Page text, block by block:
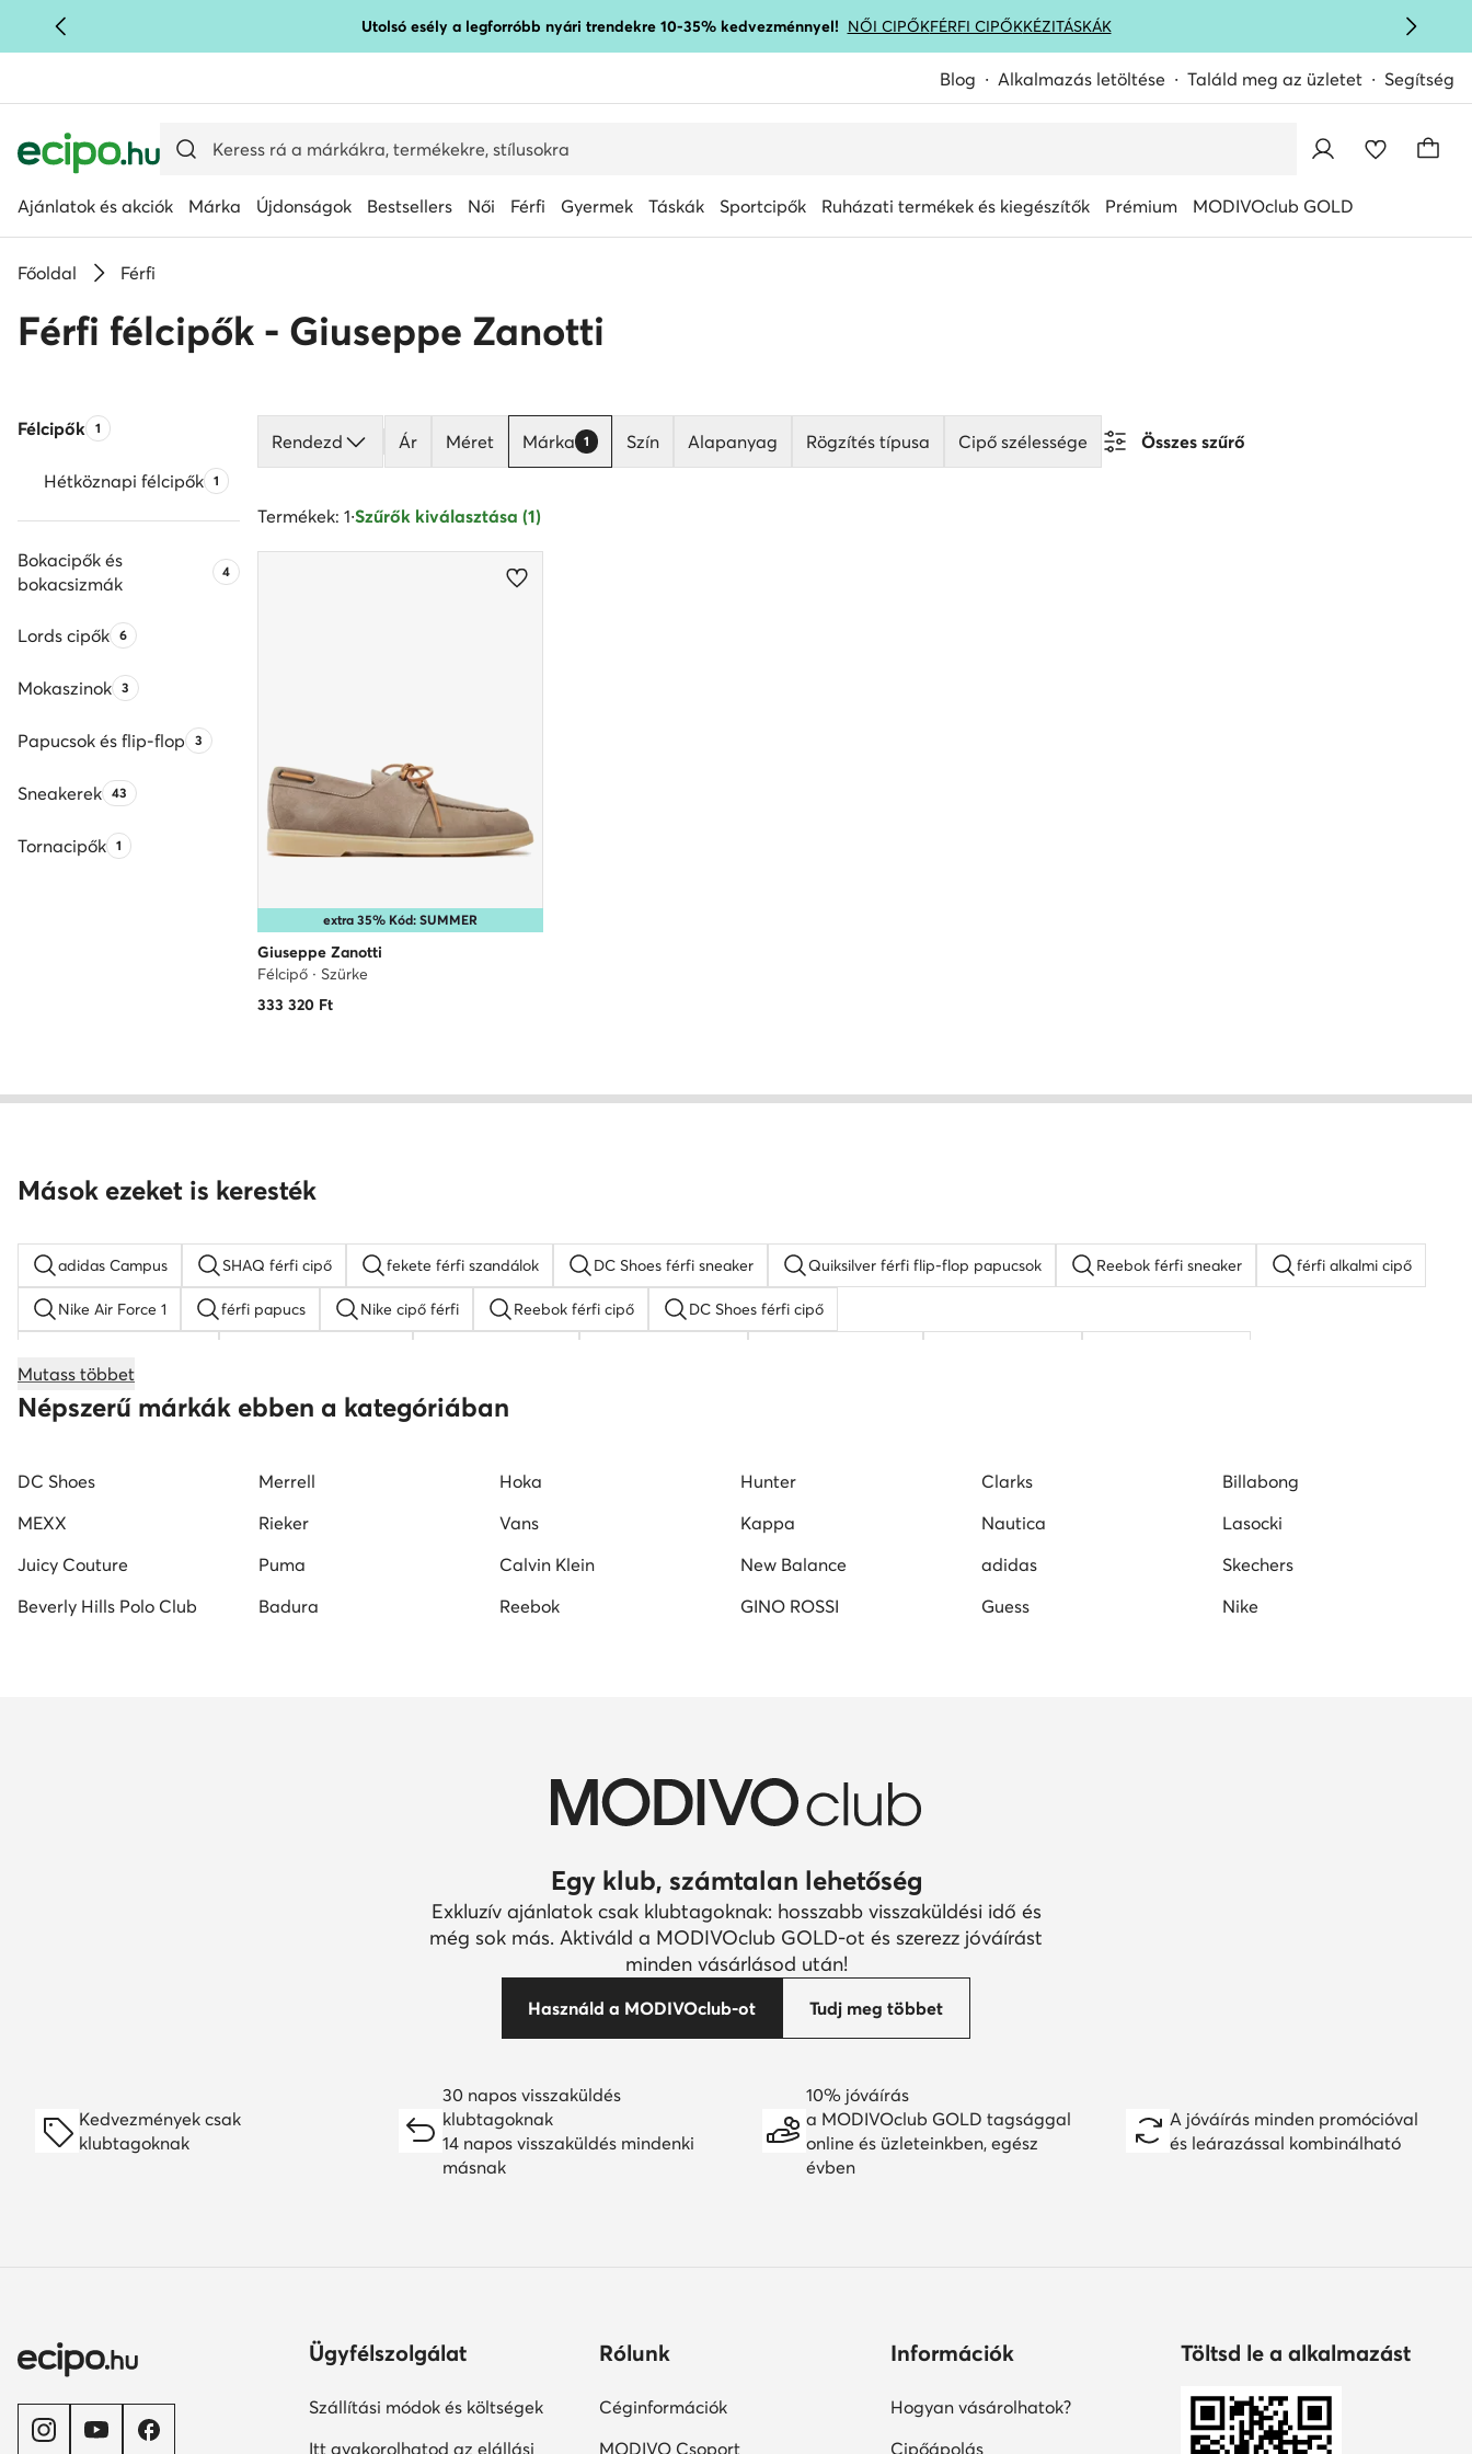
UGRÁS A FŐ TARTALOMRA Utolsó esély a legforróbb nyári trendekre 10-35% kedvezménnyel! NŐI CIPŐKFÉRFI CIPŐKKÉZITÁSKÁK
Blog Alkalmazás letöltése Találd meg az üzletet Segítség
Ajánlatok és akciók Márka Újdonságok Bestsellers Női Férfi Gyermek Táskák Sportcipők Ruházati termékek és kiegészítők Prémium MODIVOclub GOLD
Főoldal Férfi
Férfi félcipők - Giuseppe Zanotti
FélcipőkTermékek száma:
1
Hétköznapi félcipőkTermékek száma:
1
Bokacipők és
bokacsizmák
Termékek száma:
4
Lords cipőkTermékek száma:
6
MokaszinokTermékek száma:
3
Papucsok és flip-flopTermékek száma:
3
SneakerekTermékek száma:
43
TornacipőkTermékek száma:
1
Rendezd Ár Méret Márka 1 Szín Alapanyag Rögzítés típusa Cipő szélessége Összes szűrő
Termékek: 1·Szűrők kiválasztása (1)
extra 35% Kód: SUMMER
Giuseppe Zanotti
Félcipő · Szürke
333 320Ft
Mások ezeket is keresték
adidas Campus SHAQ férfi cipő fekete férfi szandálok DC Shoes férfi sneaker Quiksilver férfi flip-flop papucsok Reebok férfi sneaker férfi alkalmi cipő
Nike Air Force 1 férfi papucs Nike cipő férfi Reebok férfi cipő DC Shoes férfi cipő
férfi magasszárú tornacipő Lasocki férfi szandálok
Mutass többet
Népszerű márkák ebben a kategóriában
DC Shoes Merrell Hoka Hunter Clarks
Billabong
MEXX
Rieker Vans Kappa Nautica
Lasocki
Juicy Couture
Puma Calvin Klein New Balance adidas
Skechers
Beverly Hills Polo Club
Badura Reebok GINO ROSSI Guess Nike
Egy klub, számtalan lehetőség
Exkluzív ajánlatok csak klubtagoknak: hosszabb visszaküldési idő és
még sok más. Aktiváld a MODIVOclub GOLD-ot és szerezz jóváírást
minden vásárlásod után!
Használd a MODIVOclub-ot Tudj meg többet
Kedvezmények csak
klubtagoknak
30 napos visszaküldés
klubtagoknak
14 napos visszaküldés mindenki
másnak
10% jóváírás
a MODIVOclub GOLD tagsággal
online és üzleteinkben, egész
évben
A jóváírás minden promócióval
és leárazással kombinálható
Ügyfélszolgálat
Szállítási módok és költségek
Itt gyakorolhatod az elállási
Rólunk
Céginformációk
MODIVO Csoport
Információk
Hogyan vásárolhatok?
Cipőápolás
Töltsd le a alkalmazást